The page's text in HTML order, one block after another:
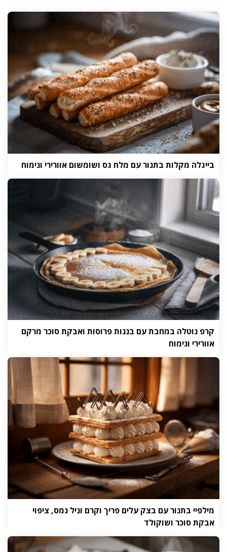
בייגלה מקלות בתנור עם מלח גס ושומשום אוורירי ונימוח
קרפ נוטלה במחבת עם בננות פרוסות ואבקת סוכר מרקם
אוורירי ונימוח
מילפיי בתנור עם בצק עלים פריך וקרם וניל נמס, ציפוי
אבקת סוכר ושוקולד